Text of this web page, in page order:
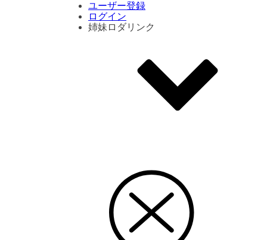
ユーザー登録
ログイン
姉妹ロダリンク